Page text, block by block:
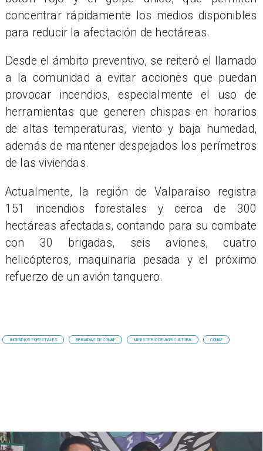
concentrar rápidamente los medios disponibles
para reducir la afectación de hectáreas.
Desde el ámbito preventivo, se reiteró el llamado
a la comunidad a evitar acciones que puedan
provocar incendios, especialmente el uso de
herramientas que generen chispas en horarios
de altas temperaturas, viento y baja humedad,
además de mantener despejados los perímetros
de las viviendas.
Actualmente, la región de Valparaíso registra
151 incendios forestales y cerca de 300
hectáreas afectadas, contando para su combate
con 30 brigadas, seis aviones, cuatro
helicópteros, maquinaria pesada y el próximo
refuerzo de un avión tanquero.
INCENDIOS FORESTALES BRIGADAS DE CONAF MINISTERIO DE AGRICULTURA CONAF